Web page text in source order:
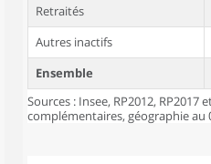
Retraités
Autres inactifs
Ensemble
Sources : Insee, RP2012, RP2017
complémentaires, géographie au